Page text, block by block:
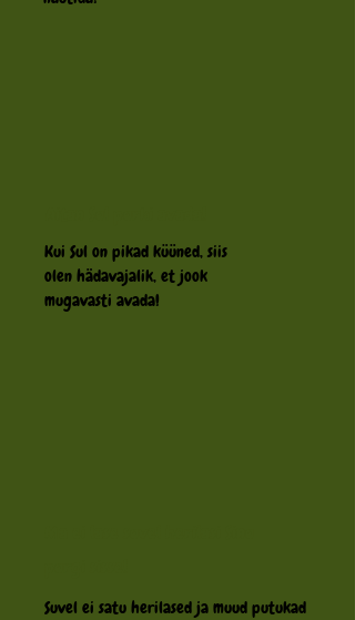
Kui Sul on pikad küüned, siis
olen hädavajalik, et jook
mugavasti avada!
Suvel ei satu herilased ja muud putukad